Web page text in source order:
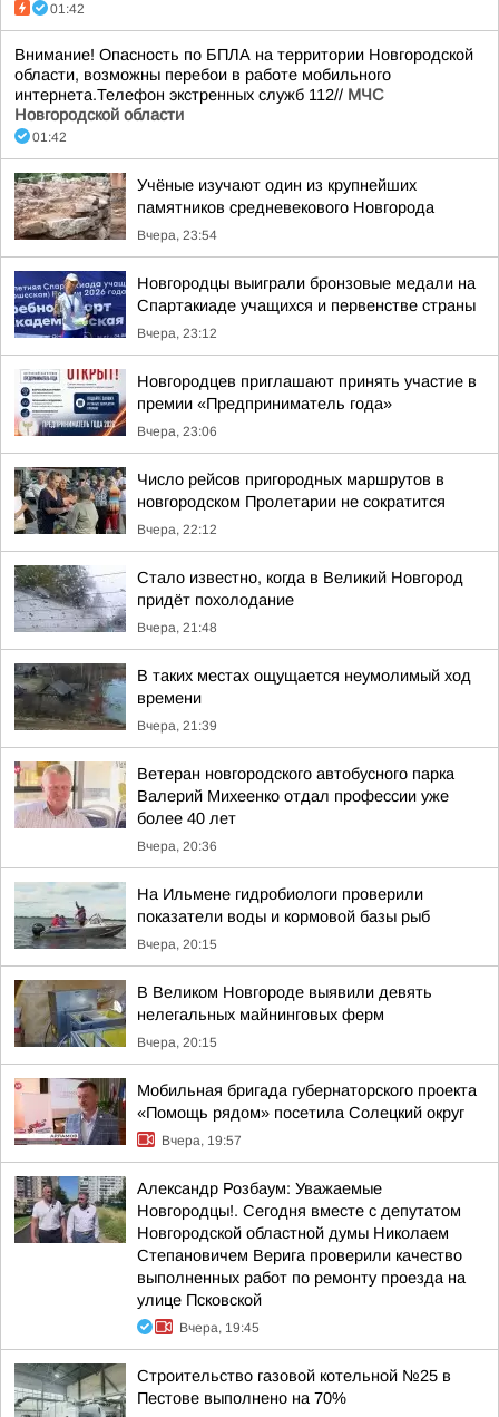
01:42
Внимание! Опасность по БПЛА на территории Новгородской
области, возможны перебои в работе мобильного
интернета.Телефон экстренных служб 112// МЧС
Новгородской области
01:42
Учёные изучают один из крупнейших
памятников средневекового Новгорода
Вчера, 23:54
Новгородцы выиграли бронзовые медали на
Спартакиаде учащихся и первенстве страны
Вчера, 23:12
Новгородцев приглашают принять участие в
премии «Предприниматель года»
Вчера, 23:06
Число рейсов пригородных маршрутов в
новгородском Пролетарии не сократится
Вчера, 22:12
Стало известно, когда в Великий Новгород
придёт похолодание
Вчера, 21:48
В таких местах ощущается неумолимый ход
времени
Вчера, 21:39
Ветеран новгородского автобусного парка
Валерий Михеенко отдал профессии уже
более 40 лет
Вчера, 20:36
На Ильмене гидробиологи проверили
показатели воды и кормовой базы рыб
Вчера, 20:15
В Великом Новгороде выявили девять
нелегальных майнинговых ферм
Вчера, 20:15
Мобильная бригада губернаторского проекта
«Помощь рядом» посетила Солецкий округ
Вчера, 19:57
Александр Розбаум: Уважаемые
Новгородцы!. Сегодня вместе с депутатом
Новгородской областной думы Николаем
Степановичем Верига проверили качество
выполненных работ по ремонту проезда на
улице Псковской
Вчера, 19:45
Строительство газовой котельной №25 в
Пестове выполнено на 70%